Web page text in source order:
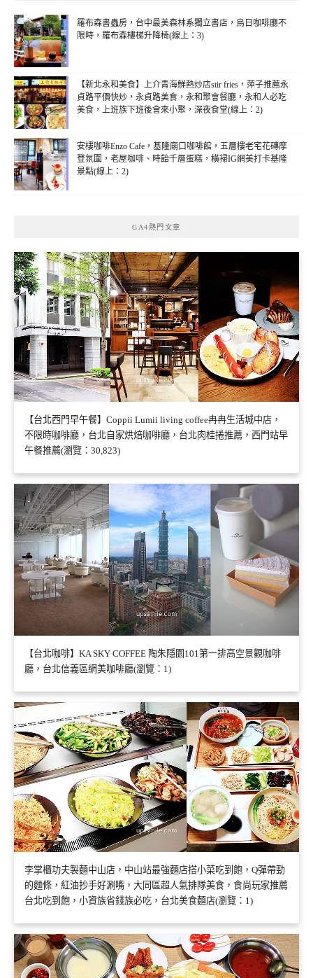
羅布森書蟲房，台中最美森林系獨立書店，烏日咖啡廳不
限時，羅布森樓梯升降椅(線上：3)
【新北永和美食】上介青海鮮熱炒店stir fries，萍子推薦永
貞路平價快炒，永貞路美食，永和聚會餐廳，永和人必吃
美食，上班族下班後會來小聚，深夜食堂(線上：2)
安樓咖啡Enzo Cafe，基隆廟口咖啡館，五層樓老宅花磚摩
登氛圍，老屋咖啡、時飴千層蛋糕，橫掃IG網美打卡基隆
景點(線上：2)
GA4熱門文章
【台北西門早午餐】Coppii Lumii living coffee冉冉生活城中店，
不限時咖啡廳，台北自家烘焙咖啡廳，台北肉桂捲推薦，西門站早
午餐推薦(瀏覽：30,823)
【台北咖啡】KA SKY COFFEE 陶朱隱園101第一排高空景觀咖啡
廳，台北信義區網美咖啡廳(瀏覽：1)
李掌櫃功夫製麵中山店，中山站最強麵店搭小菜吃到飽，Q彈帶勁
的麵條，紅油抄手好涮嘴，大同區超人氣排隊美食，食尚玩家推薦
台北吃到飽，小資族省錢族必吃，台北美食麵店(瀏覽：1)